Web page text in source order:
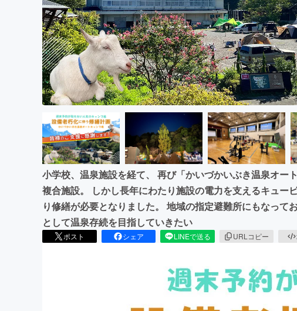
小学校、温泉施設を経て、 再び「かいづかいぶき温泉オー
複合施設。 しかし長年にわたり施設の電力を支えるキュー
り修繕が必要となりました。 地域の指定避難所にもなって
として温泉存続を目指していきたい
ポスト シェア LINEで送る URLコピー